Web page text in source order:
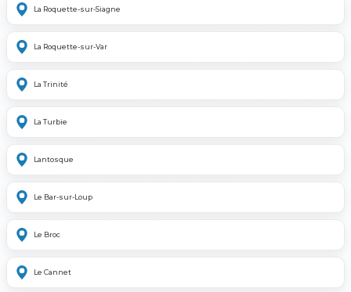
La Roquette-sur-Siagne
La Roquette-sur-Var
La Trinité
La Turbie
Lantosque
Le Bar-sur-Loup
Le Broc
Le Cannet